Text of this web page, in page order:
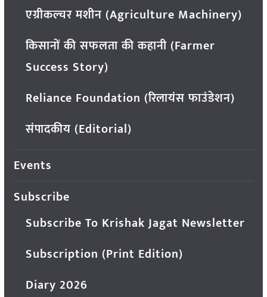
एग्रीकल्चर मशीन (Agriculture Machinery)
किसानों की सफलता की कहानी (Farmer
Success Story)
Reliance Foundation (रिलायंस फाउंडेशन)
संपादकीय (Editorial)
Events
Subscribe
Subscribe To Krishak Jagat Newsletter
Subscription (Print Edition)
Diary 2026